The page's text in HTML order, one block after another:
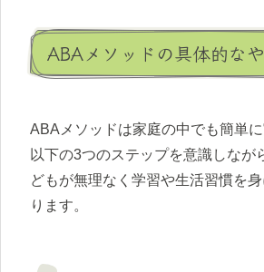
ABAメソッドの具体的な
ABAメソッドは家庭の中でも簡単に
以下の3つのステップを意識しなが
どもが無理なく学習や生活習慣を
ります。